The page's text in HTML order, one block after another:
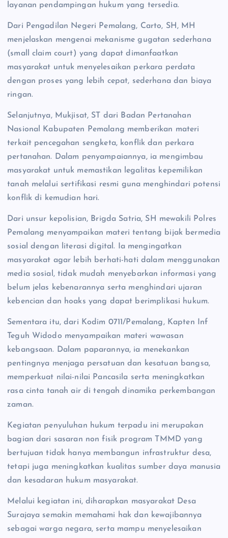
layanan pendampingan hukum yang tersedia.
Dari Pengadilan Negeri Pemalang, Carto, SH, MH
menjelaskan mengenai mekanisme gugatan sederhana
(small claim court) yang dapat dimanfaatkan
masyarakat untuk menyelesaikan perkara perdata
dengan proses yang lebih cepat, sederhana dan biaya
ringan.
Selanjutnya, Mukjisat, ST dari Badan Pertanahan
Nasional Kabupaten Pemalang memberikan materi
terkait pencegahan sengketa, konflik dan perkara
pertanahan. Dalam penyampaiannya, ia mengimbau
masyarakat untuk memastikan legalitas kepemilikan
tanah melalui sertifikasi resmi guna menghindari potensi
konflik di kemudian hari.
Dari unsur kepolisian, Brigda Satria, SH mewakili Polres
Pemalang menyampaikan materi tentang bijak bermedia
sosial dengan literasi digital. Ia mengingatkan
masyarakat agar lebih berhati-hati dalam menggunakan
media sosial, tidak mudah menyebarkan informasi yang
belum jelas kebenarannya serta menghindari ujaran
kebencian dan hoaks yang dapat berimplikasi hukum.
Sementara itu, dari Kodim 0711/Pemalang, Kapten Inf
Teguh Widodo menyampaikan materi wawasan
kebangsaan. Dalam paparannya, ia menekankan
pentingnya menjaga persatuan dan kesatuan bangsa,
memperkuat nilai-nilai Pancasila serta meningkatkan
rasa cinta tanah air di tengah dinamika perkembangan
zaman.
Kegiatan penyuluhan hukum terpadu ini merupakan
bagian dari sasaran non fisik program TMMD yang
bertujuan tidak hanya membangun infrastruktur desa,
tetapi juga meningkatkan kualitas sumber daya manusia
dan kesadaran hukum masyarakat.
Melalui kegiatan ini, diharapkan masyarakat Desa
Surajaya semakin memahami hak dan kewajibannya
sebagai warga negara, serta mampu menyelesaikan